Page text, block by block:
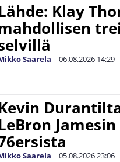
Klay
Saarela | 06.08.2026 14:29
Saarela | 05.08.202623:06